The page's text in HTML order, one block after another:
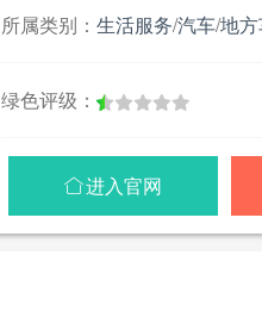
所属类别： 生活服务/汽车/地
绿色评级：
进入官网